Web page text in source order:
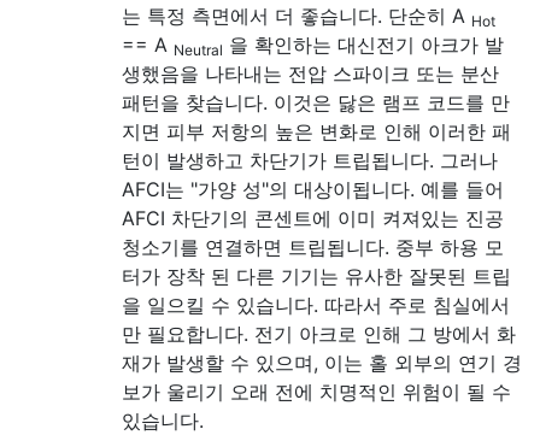
는 특정 측면에서 더 좋습니다. 단순히 A Hot
== A Neutral 을 확인하는 대신전기 아크가 발
생했음을 나타내는 전압 스파이크 또는 분산
패턴을 찾습니다. 이것은 닳은 램프 코드를 만
지면 피부 저항의 높은 변화로 인해 이러한 패
턴이 발생하고 차단기가 트립됩니다. 그러나
AFCI는 "가양 성"의 대상이됩니다. 예를 들어
AFCI 차단기의 콘센트에 이미 켜져있는 진공
청소기를 연결하면 트립됩니다. 중부 하용 모
터가 장착 된 다른 기기는 유사한 잘못된 트립
을 일으킬 수 있습니다. 따라서 주로 침실에서
만 필요합니다. 전기 아크로 인해 그 방에서 화
재가 발생할 수 있으며, 이는 홀 외부의 연기 경
보가 울리기 오래 전에 치명적인 위험이 될 수
있습니다.